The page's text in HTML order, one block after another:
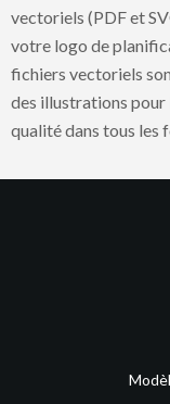
vectoriels (PDF et
votre logo de
fichiers vectoriels
des illustrations pour
qualité dans tous les